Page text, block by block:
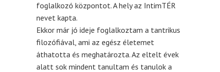
foglalkozó központot. A hely az IntimTÉR
nevet kapta.
Ekkor már jó ideje foglalkoztam a tantrikus
filozófiával, ami az egész életemet
áthatotta és meghatározta. Az eltelt évek
alatt sok mindent tanultam és tanulok a